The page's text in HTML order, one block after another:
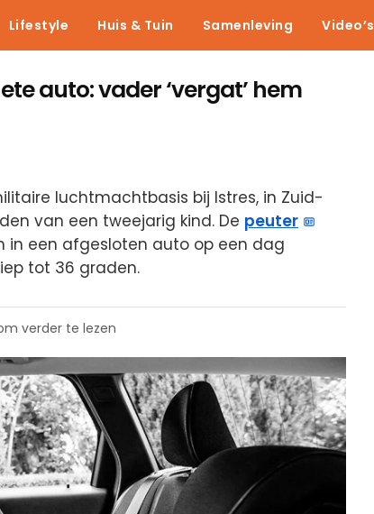
Lifestyle Huis & Tuin Samenleving Video’s
auto: vader ‘vergat’ hem
luchtmachtbasis bij Istres, in Zuid-
van een tweejarig kind. De peuter
in een afgesloten auto op een dag
tot 36 graden.
verder te lezen